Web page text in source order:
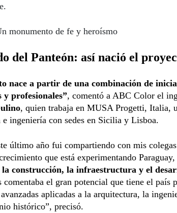
monumento de fe y heroísmo
del Panteón: así nació el
nace a partir de una combinación de
y profesionales”, comentó a ABC Color el
, quien trabaja en MUSA Progetti, Italia,
e ingeniería con sedes en Sicilia y Lisboa.
último año fui compartiendo con mis
que está experimentando Paraguay,
la construcción, la infraestructura y el
comentaba el gran potencial que tiene el país
aplicadas a la arquitectura, la
histórico”, precisó.